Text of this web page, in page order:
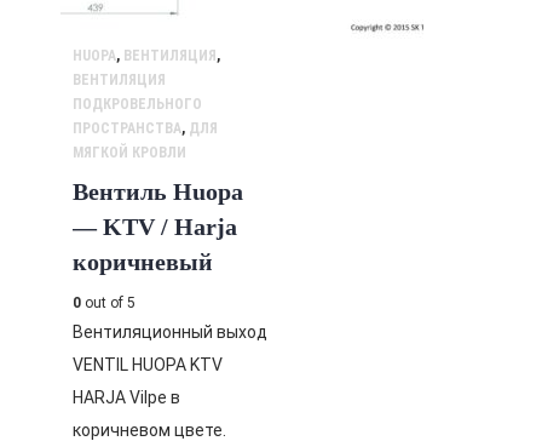
HUOPA, ВЕНТИЛЯЦИЯ ,
ВЕНТИЛЯЦИЯ
ПОДКРОВЕЛЬНОГО
ПРОСТРАНСТВА, ДЛЯ
МЯГКОЙ КРОВЛИ
Вентиль Huopa
— KTV / Harja
коричневый
0 out of 5
Вентиляционный выход
VENTIL HUOPA KTV
HARJA Vilpe в
коричневом цвете.